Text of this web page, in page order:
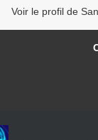
Voir le profil de